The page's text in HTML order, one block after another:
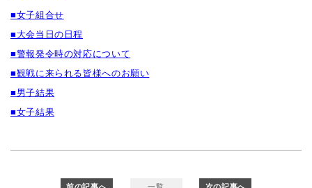
■女子組合せ
■大会当日の日程
■警報発令時の対応について
■観戦に来られる皆様へのお願い
■男子結果
■女子結果